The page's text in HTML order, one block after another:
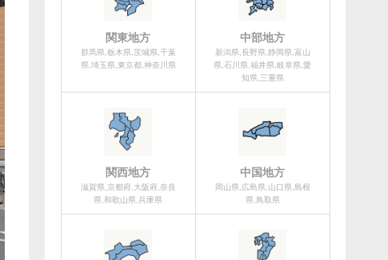
関東地方
群馬県,栃木県,茨城県,千葉
県,埼玉県,東京都,神奈川県
中部地方
新潟県,長野県,静岡県,富山
県,石川県,福井県,岐阜県,愛
知県,三重県
関西地方
滋賀県,京都府,大阪府,奈良
県,和歌山県,兵庫県
中国地方
岡山県,広島県,山口県,島根
県,鳥取県